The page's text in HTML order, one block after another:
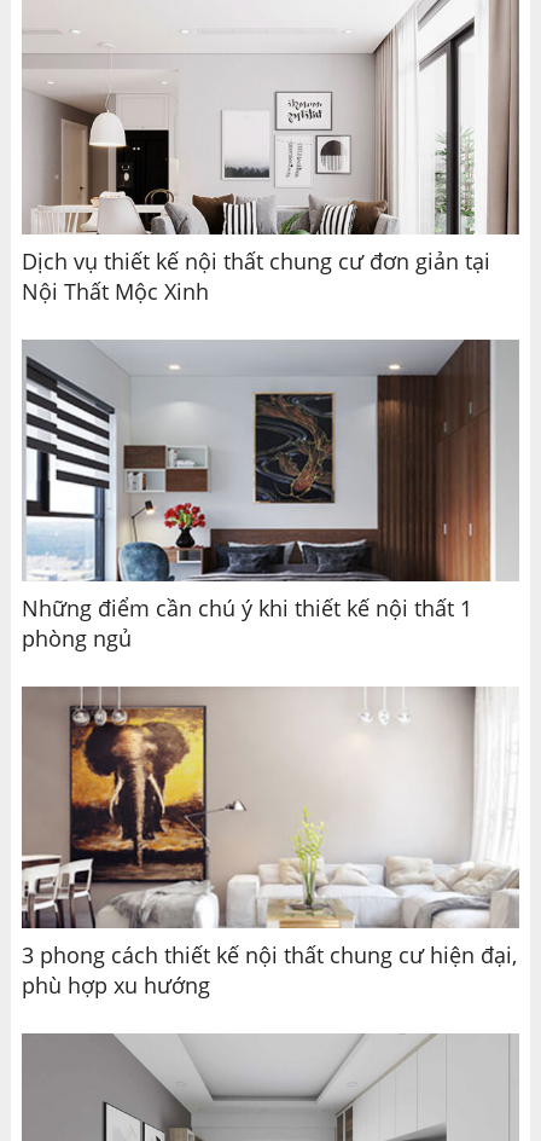
Dịch vụ thiết kế nội thất chung cư đơn giản tại
Nội Thất Mộc Xinh
Những điểm cần chú ý khi thiết kế nội thất 1
phòng ngủ
3 phong cách thiết kế nội thất chung cư hiện đại,
phù hợp xu hướng